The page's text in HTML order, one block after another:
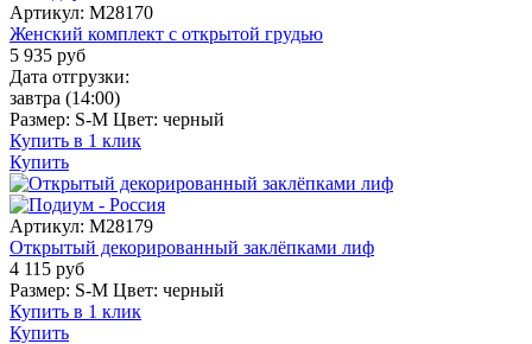
Артикул: M28170
Женский комплект с открытой грудью
5 935 руб
Дата отгрузки:
завтра (14:00)
Размер: S-M Цвет: черный
Купить в 1 клик
Купить
Артикул: M28179
Открытый декорированный заклёпками лиф
4 115 руб
Размер: S-M Цвет: черный
Купить в 1 клик
Купить